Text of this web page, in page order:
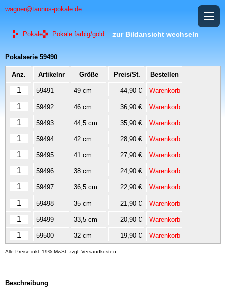
wagner@taunus-pokale.de
Pokale Pokale farbig/gold zur Bildansicht wechseln
Pokalserie 59490
Anz. Artikelnr Größe Preis/St. Bestellen
59491 49 cm 44,90 € Warenkorb
59492 46 cm 36,90 € Warenkorb
59493 44,5 cm 35,90 € Warenkorb
59494 42 cm 28,90 € Warenkorb
59495 41 cm 27,90 € Warenkorb
59496 38 cm 24,90 € Warenkorb
59497 36,5 cm 22,90 € Warenkorb
59498 35 cm 21,90 € Warenkorb
59499 33,5 cm 20,90 € Warenkorb
59500 32 cm 19,90 € Warenkorb
Alle Preise inkl. 19% MwSt. zzgl. Versandkosten
Beschreibung